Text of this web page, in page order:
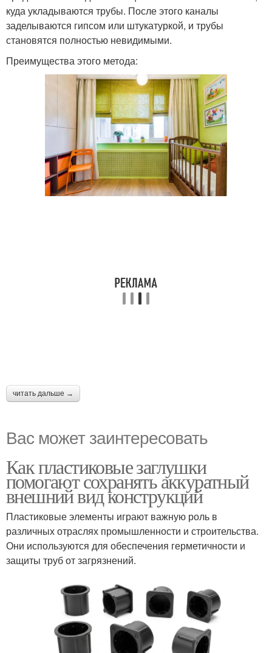
куда укладываются трубы. После этого каналы
заделываются гипсом или штукатуркой, и трубы
становятся полностью невидимыми.
Преимущества этого метода:
читать дальше →
Вас может заинтересовать
Как пластиковые заглушки
помогают сохранять аккуратный
внешний вид конструкций
Пластиковые элементы играют важную роль в
различных отраслях промышленности и строительства.
Они используются для обеспечения герметичности и
защиты труб от загрязнений.